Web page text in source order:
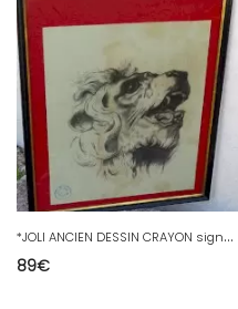
*
JOLI ANCIEN DESSIN CRAYON signé BONCHARISEAU Tête de LION RUGISSANT / Verre D
89€